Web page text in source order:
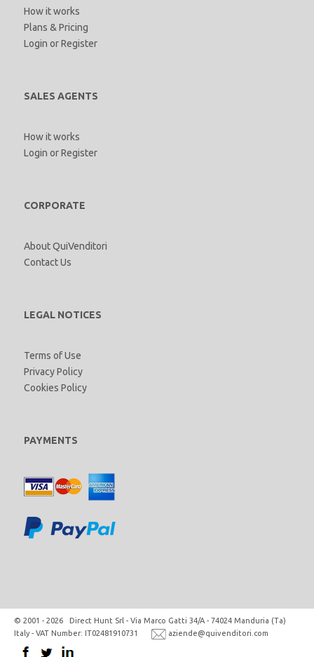
How it works
Plans & Pricing
Login orRegister
SALES AGENTS
How it works
Login orRegister
CORPORATE
About QuiVenditori
Contact Us
LEGAL NOTICES
Terms of Use
Privacy Policy
Cookies Policy
PAYMENTS
© 2001 - 2026 Direct Hunt Srl - Via Marco Gatti 34/A - 74024 Manduria (Ta)
Italy - VAT Number: IT02481910731
aziende@quivenditori.com